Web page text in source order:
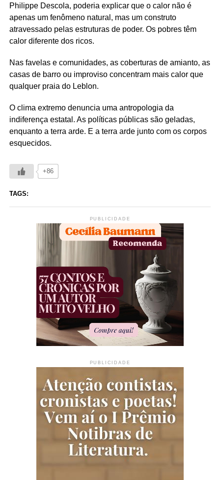
Philippe Descola, poderia explicar que o calor não é
apenas um fenômeno natural, mas um construto
atravessado pelas estruturas de poder. Os pobres têm
calor diferente dos ricos.
Nas favelas e comunidades, as coberturas de amianto, as
casas de barro ou improviso concentram mais calor que
qualquer praia do Leblon.
O clima extremo denuncia uma antropologia da
indiferença estatal. As políticas públicas são geladas,
enquanto a terra arde. E a terra arde junto com os corpos
esquecidos.
+86
TAGS:
PUBLICIDADE
PUBLICIDADE